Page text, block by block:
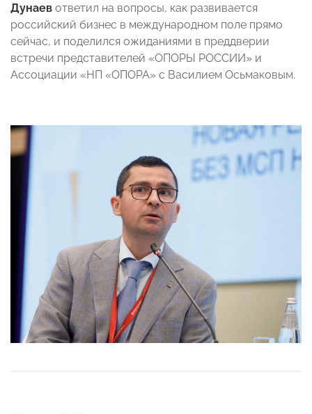
Дунаев ответил на вопросы, как развивается
российский бизнес в международном поле прямо
сейчас, и поделился ожиданиями в преддверии
встречи представителей «ОПОРЫ РОССИИ» и
Ассоциации «НП «ОПОРА» с Василием Осьмаковым.